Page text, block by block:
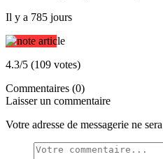
Il y a 785 jours
4.3/5 (109 votes)
Commentaires (0)
Laisser un commentaire
Votre adresse de messagerie ne